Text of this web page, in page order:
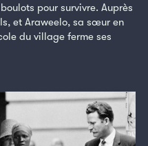
pour survivre. Auprès
et Araweelo, sa sœur en
du village ferme ses